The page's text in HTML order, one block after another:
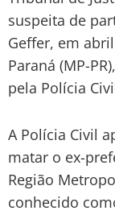
suspeita de
Geffer, em
Paraná (MP-
pela Polícia
A Polícia Civil
matar o ex-
Região
conhecido